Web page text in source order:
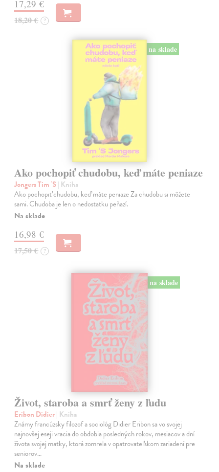
17,29 €
18,20 € ?
na sklade
Ako pochopiť chudobu, keď máte peniaze
Jongers Tim 'S| Kniha
Ako pochopiť chudobu, keď máte peniaze Za chudobu si môžete
sami. Chudoba je len o nedostatku peňazí.
Na sklade
16,98 €
17,50 € ?
na sklade
Život, staroba a smrť ženy z ľudu
Eribon Didier| Kniha
Známy francúzsky filozof a sociológ Didier Eribon sa vo svojej
najnovšej eseji vracia do obdobia posledných rokov, mesiacov a dní
života svojej matky, ktorá zomrela v opatrovateľskom zariadení pre
seniorov…
Na sklade